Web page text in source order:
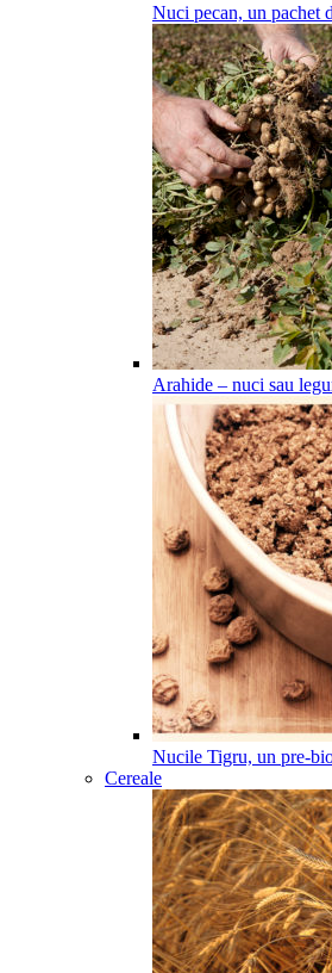
Nuci pecan, un pachet
Arahide – nuci sau
Nucile Tigru, un pre-
Cereale